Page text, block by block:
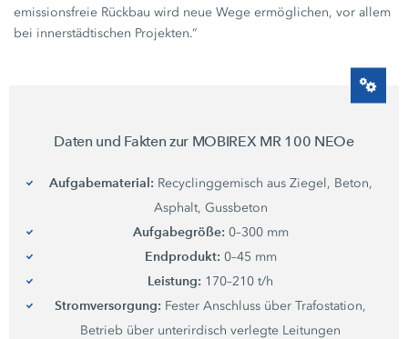
emissionsfreie Rückbau wird neue Wege ermöglichen, vor allem
bei innerstädtischen Projekten.“
Daten und Fakten zur MOBIREX MR 100 NEOe
Aufgabematerial: Recyclinggemisch aus Ziegel, Beton,
Asphalt, Gussbeton
Aufgabegröße: 0–300 mm
Endprodukt: 0–45 mm
Leistung: 170–210 t/h
Stromversorgung: Fester Anschluss über Trafostation,
Betrieb über unterirdisch verlegte Leitungen